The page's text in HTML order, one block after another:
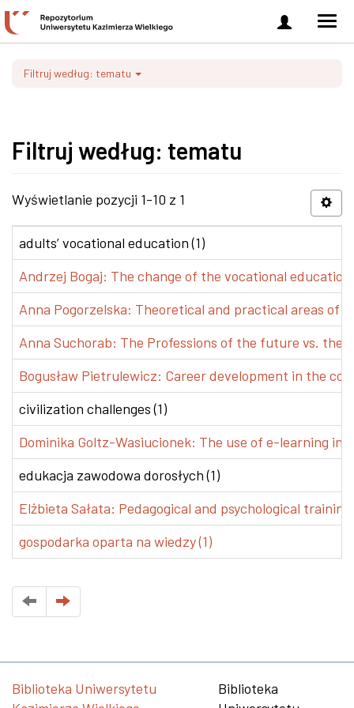
Zaloguj
się
Filtruj według: tematu
Filtruj według: tematu
Wyświetlanie pozycji 1-10 z 1
adults’ vocational education (1)
Andrzej Bogaj: The change of the vocational
Anna Pogorzelska: Theoretical and practical areas of
Anna Suchorab: The Professions of the future vs. the
Bogusław Pietrulewicz: Career development in the
civilization challenges (1)
Dominika Goltz-Wasiucionek: The use of e-learning in
edukacja zawodowa dorosłych (1)
Elżbieta Sałata: Pedagogical and psychological
gospodarka oparta na wiedzy (1)
Biblioteka Uniwersytetu
Biblioteka